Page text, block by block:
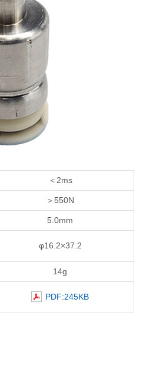
＜2ms
＞550N
5.0mm
φ16.2×37.2
14g
PDF:245KB